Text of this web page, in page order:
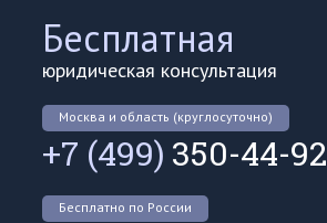
Бесплатная
юридическая консультация
Москва и область (круглосуточно)
+7 (499) 350-44-92
Бесплатно по России